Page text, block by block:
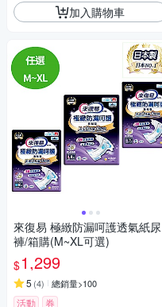
加入購物車
來復易 極緻防漏呵護透氣紙尿
褲/箱購(M~XL可選)
$1,299
5 (4) 總銷量>100
活動 券